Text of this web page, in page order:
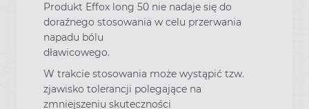
Produkt Effox long 50 nie nadaje się do
doraźnego stosowania w celu przerwania
napadu bólu
dławicowego.
W trakcie stosowania może wystąpić tzw.
zjawisko tolerancji polegające na
zmniejszeniu skuteczności